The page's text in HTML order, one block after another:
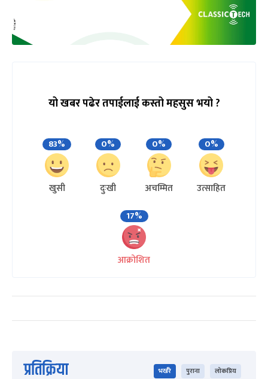
यो खबर पढेर तपाईलाई कस्तो महसुस भयो ?
83%
खुसी
0%
दुःखी
0%
अचम्मित
0%
उत्साहित
17%
आक्रोशित
प्रतिक्रिया भर्खरै पुराना लोकप्रिय